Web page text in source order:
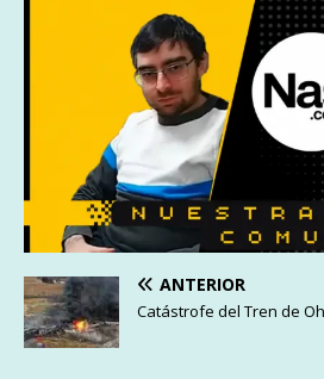
ANTERIOR
Catástrofe del Tren de